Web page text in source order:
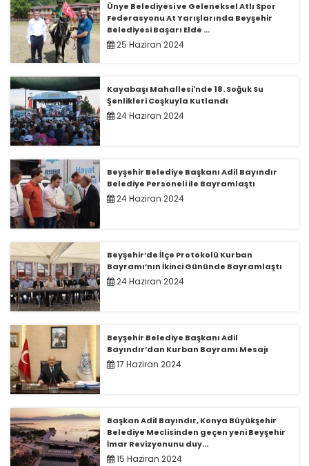
Ünye Belediyesi ve Geleneksel Atlı Spor
Federasyonu At Yarışlarında Beyşehir
Belediyesi Başarı Elde ...
25 Haziran 2024
Kayabaşı Mahallesi'nde 18. Soğuk Su
Şenlikleri Coşkuyla Kutlandı
24 Haziran 2024
Beyşehir Belediye Başkanı Adil Bayındır
Belediye Personeli ile Bayramlaştı
24 Haziran 2024
Beyşehir’de İlçe Protokolü Kurban
Bayramı’nın İkinci Gününde Bayramlaştı
24 Haziran 2024
Beyşehir Belediye Başkanı Adil
Bayındır’dan Kurban Bayramı Mesajı
17 Haziran 2024
Başkan Adil Bayındır, Konya Büyükşehir
Belediye Meclisinden geçen yeni Beyşehir
İmar Revizyonunu duy...
15 Haziran 2024